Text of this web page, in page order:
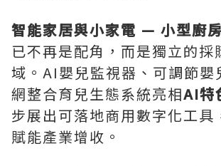
智能家居與小家電 — 小型廚
已不再是配角，而是獨立的採
域。AI嬰兒監視器、可調節嬰
網整合育兒生態系統亮相AI特
步展出可落地商用數字化工具
賦能產業增收。